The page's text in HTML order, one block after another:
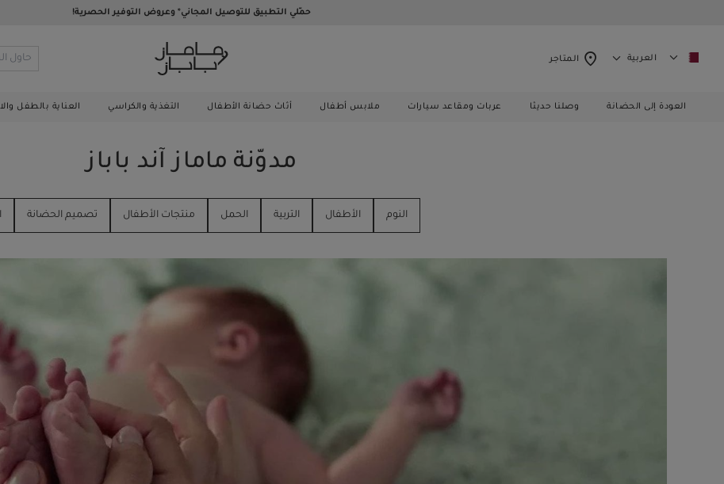
حمّلي التطبيق للتوصيل المجاني* وعروض التوفير الحصرية!
العربية المتاجر
العودة إلى الحضانة وصلنا حديثا عربات ومقاعد سيارات ملابس أطفال أثاث حضانة الأطفال التغذية والكراسي العناية بالطفل
مدوّنة ماماز آند باباز
النوم الأطفال التربية الحمل منتجات الأطفال تصميم الحضانة